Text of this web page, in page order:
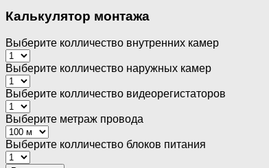
Калькулятор монтажа
Выберите колличество внутренних камер
Выберите колличество наружных камер
Выберите колличество видеорегистаторов
Выберите метраж провода
Выберите колличество блоков питания